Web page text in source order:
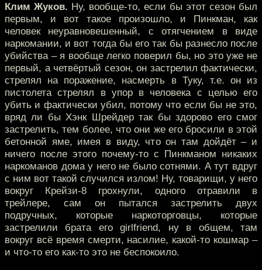
Клим Жуков. Ну, вообще-то, если бы этот сезон был
первым, и вот такое произошло, и Пинкман, как
человек неуравновешенный, с отягчением в виде
наркомании, и вот тогда бы его так бы разнесло после
убийства – я вообще легко поверил бы, но это уже не
первый, а четвёртый сезон, он застрелил фактически,
стрелял на поражение, насмерть в Туку, т.е. он из
пистолета стрелял в упор в человека с целью его
убить и фактически убил, потому что если бы не это,
вряд ли бы Хэнк Шрейдер так бы здорово его смог
застрелить, тем более, что они же его бросили в этой
бетонной яме, имея в виду, что он там дойдёт – и
ничего после этого почему-то с Пинкманом никаких
наркоманов дома у него не было сотнями. А тут вдруг
с ним вот такой случился излом! Ну, товарищи, у него
вокруг Крейзи-8 грохнули, одного отравили в
трейлере, сам он пытался застрелить двух
подручных, которые наркоторговцы, которые
застрелили брата его girlfriend, ну в общем, там
вокруг всё время смерти, насилие, какой-то кошмар –
и что-то его как-то это не беспокоило.